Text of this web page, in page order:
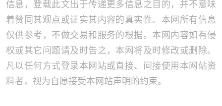
信息，登载此文出于传递更多信息之目的，并不意味
着赞同其观点或证实其内容的真实性。本网所有信息
仅供参考，不做交易和服务的根据。本网内容如有侵
权或其它问题请及时告之，本网将及时修改或删除。
凡以任何方式登录本网站或直接、间接使用本网站资
料者，视为自愿接受本网站声明的约束。